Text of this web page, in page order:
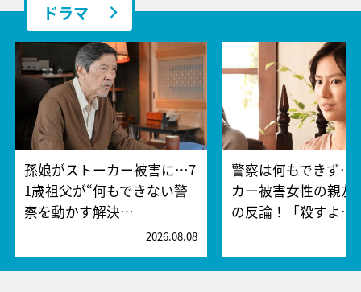
ドラマ
孫娘がストーカー被害に…7
1歳祖父が“何もできない警
察を動かす解決…
2026.08.08
警察は何もできず…
カー被害女性の親友
の反論！「殺すよ…